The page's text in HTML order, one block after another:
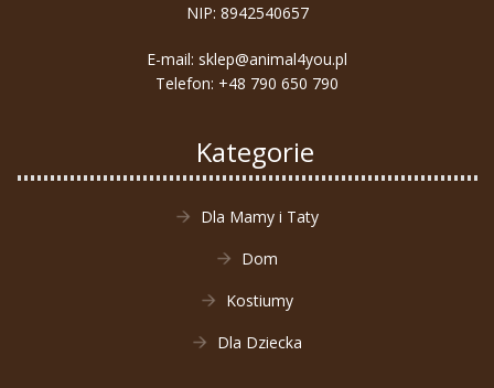
NIP: 8942540657
E-mail: sklep@animal4you.pl
Telefon: +48 790 650 790
Kategorie
Dla Mamy i Taty
Dom
Kostiumy
Dla Dziecka